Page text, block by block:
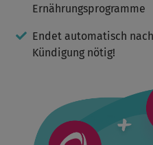
Ernährungsprogramme
Endet automatisch
Kündigung nötig!